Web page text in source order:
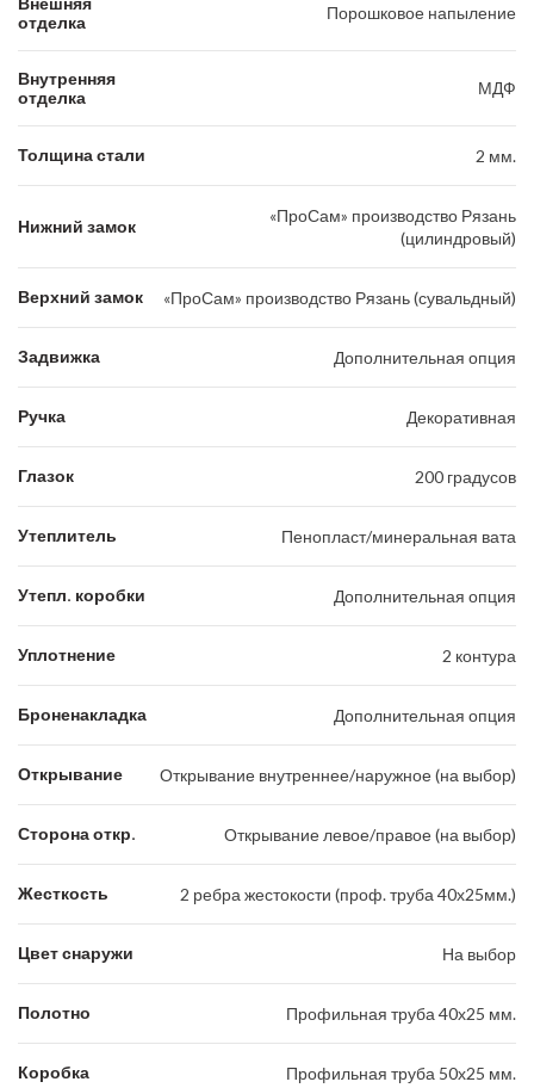
отделка
Порошковое напыление
Внутренняя
отделка
МДФ
Толщина стали 2 мм.
Нижний замок
«ПроСам» производство Рязань
(цилиндровый)
Верхний замок «ПроСам» производство Рязань (сувальдный)
Задвижка Дополнительная опция
Ручка Декоративная
Глазок 200 градусов
Утеплитель Пенопласт/минеральная вата
Утепл. коробки Дополнительная опция
Уплотнение 2 контура
Броненакладка Дополнительная опция
Открывание Открывание внутреннее/наружное (на выбор)
Сторона откр. Открывание левое/правое (на выбор)
Жесткость 2 ребра жестокости (проф. труба 40х25мм.)
Цвет снаружи На выбор
Полотно Профильная труба 40х25 мм.
Коробка Профильная труба 50х25 мм.